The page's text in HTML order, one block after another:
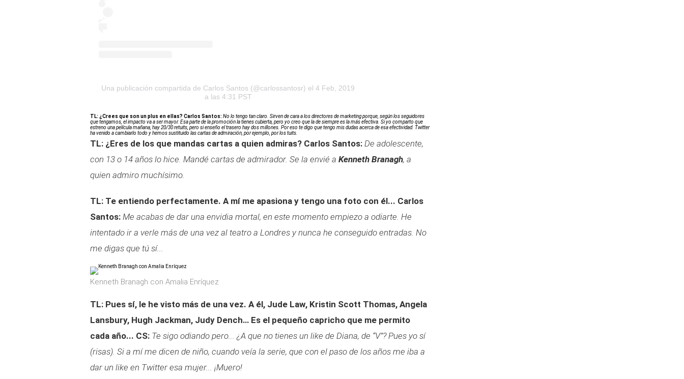
Una publicación compartida de Carlos Santos (@carlossantosr) el 4 Feb, 2019
a las 4:31 PST
TL: ¿Crees que son un plus en ellas? Carlos Santos: No lo tengo tan claro. Sirven de cara a los directores de marketing porque, según los seguidores
que tengamos, el impacto va a ser mayor. Esa parte de la promoción la tienes cubierta, pero yo creo que la de siempre es la más efectiva. Si yo comparto que
estreno una película mañana, hay 20/30 retuits, pero si enseño el trasero hay dos millones. Por eso te digo que tengo mis dudas acerca de esa efectividad. Twitter
ha venido a cambiarlo todo y hemos sustituido las cartas de admiración, por ejemplo, por los tuits.
TL: ¿Eres de los que mandas cartas a quien admiras? Carlos Santos: De adolescente,
con 13 o 14 años lo hice. Mandé cartas de admirador. Se la envié a Kenneth Branagh, a
quien admiro muchísimo.
TL: Te entiendo perfectamente. A mí me apasiona y tengo una foto con él... Carlos
Santos: Me acabas de dar una envidia mortal, en este momento empiezo a odiarte. He
intentado ir a verle más de una vez al teatro a Londres y nunca he conseguido entradas. No
me digas que tú sí...
Kenneth Branagh con Amalia Enríquez
TL: Pues sí, le he visto más de una vez. A él, Jude Law, Kristin Scott Thomas, Angela
Lansbury, Hugh Jackman, Judy Dench… Es el pequeño capricho que me permito
cada año... CS: Te sigo odiando pero... ¿A que no tienes un like de Diana, de “V”? Pues yo sí
(risas). Si a mí me dicen de niño, cuando veía la serie, que con el paso de los años me iba a
dar un like en Twitter esa mujer... ¡Muero!